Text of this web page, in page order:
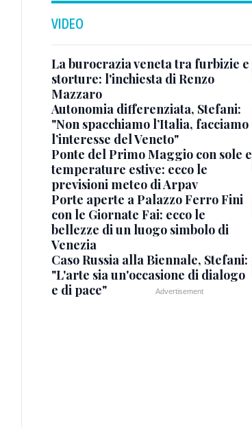
VIDEO
La burocrazia veneta tra furbizie e
storture: l'inchiesta di Renzo
Mazzaro
Autonomia differenziata, Stefani:
"Non spacchiamo l’Italia, facciamo
l’interesse del Veneto"
Ponte del Primo Maggio con sole e
temperature estive: ecco le
previsioni meteo di Arpav
Porte aperte a Palazzo Ferro Fini
con le Giornate Fai: ecco le
bellezze di un luogo simbolo di
Venezia
Caso Russia alla Biennale, Stefani:
"L'arte sia un'occasione di dialogo
e di pace"